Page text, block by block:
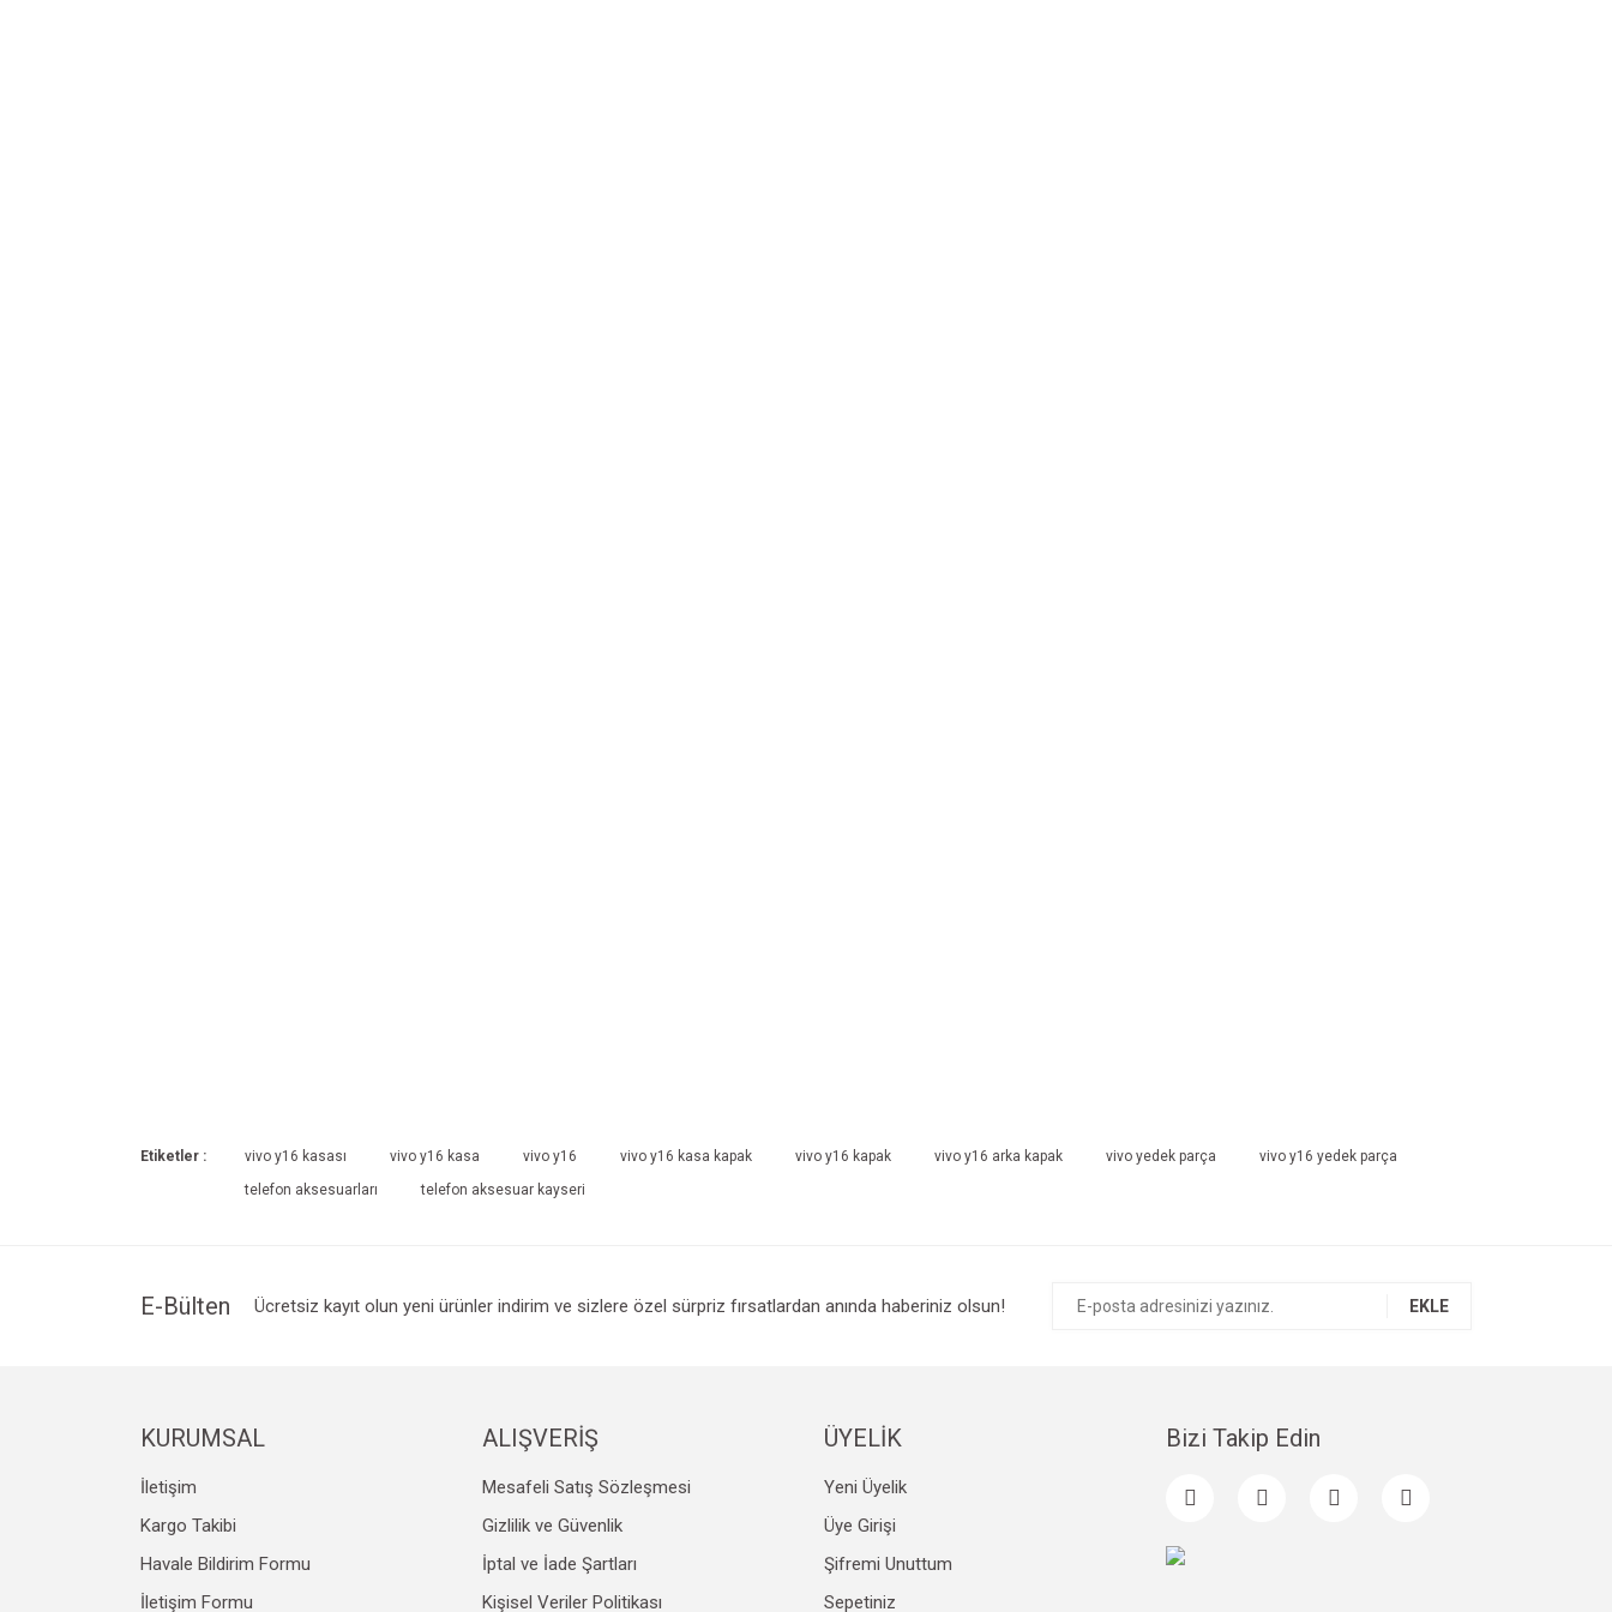
Etiketler : vivo y16 kasası vivo y16 kasa vivo y16 vivo y16 kasa kapak vivo y16 kapak vivo y16 arka kapak vivo yedek parça
vivo y16 yedek parça
telefon aksesuarları
telefon aksesuar kayseri
E-Bülten Ücretsiz kayıt olun yeni ürünler indirim ve sizlere özel sürpriz fırsatlardan anında haberiniz olsun! EKLE
KURUMSAL
İletişim
Kargo Takibi
Havale Bildirim Formu
İletişim Formu
ALIŞVERİŞ
Mesafeli Satış Sözleşmesi
Gizlilik ve Güvenlik
İptal ve İade Şartları
Kişisel Veriler Politikası
ÜYELİK
Yeni Üyelik
Üye Girişi
Şifremi Unuttum
Sepetiniz
Bizi Takip Edin